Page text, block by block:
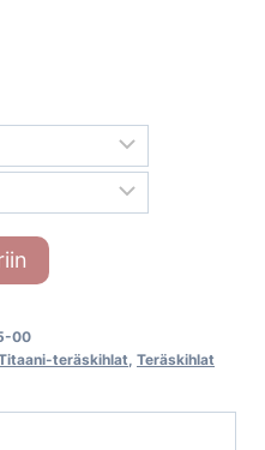
00
teräskihlat Teräskihlat